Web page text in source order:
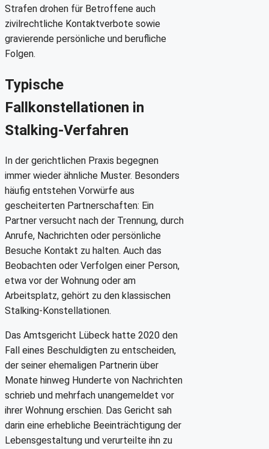
Strafen drohen für Betroffene auch
zivilrechtliche Kontaktverbote sowie
gravierende persönliche und berufliche
Folgen.
Typische
Fallkonstellationen in
Stalking-Verfahren
In der gerichtlichen Praxis begegnen
immer wieder ähnliche Muster. Besonders
häufig entstehen Vorwürfe aus
gescheiterten Partnerschaften: Ein
Partner versucht nach der Trennung, durch
Anrufe, Nachrichten oder persönliche
Besuche Kontakt zu halten. Auch das
Beobachten oder Verfolgen einer Person,
etwa vor der Wohnung oder am
Arbeitsplatz, gehört zu den klassischen
Stalking-Konstellationen.
Das Amtsgericht Lübeck hatte 2020 den
Fall eines Beschuldigten zu entscheiden,
der seiner ehemaligen Partnerin über
Monate hinweg Hunderte von Nachrichten
schrieb und mehrfach unangemeldet vor
ihrer Wohnung erschien. Das Gericht sah
darin eine erhebliche Beeinträchtigung der
Lebensgestaltung und verurteilte ihn zu